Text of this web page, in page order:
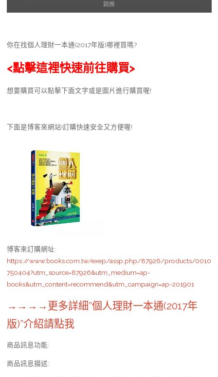
銷推
你在找個人理財一本通(2017年版)哪裡買嗎?
<點擊這裡快速前往購買>
想要購買可以點擊下面文字或是圖片進行購買喔!
下面是博客來網站!訂購快速安全又方便喔!
博客來訂購網址:
https://www.books.com.tw/exep/assp.php/87926/products/0010
750404?utm_source=87926&utm_medium=ap-
books&utm_content=recommend&utm_campaign=ap-201901
→→→→更多詳細”個人理財一本通(2017年
版)”介紹請點我
商品訊息功能:
商品訊息描述: